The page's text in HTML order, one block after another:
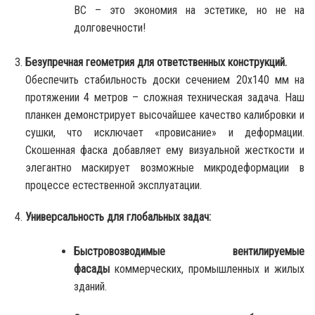
ВС – это экономия на эстетике, но не на
долговечности!
Безупречная геометрия для ответственных конструкций.
Обеспечить стабильность доски сечением 20х140 мм на
протяжении 4 метров – сложная техническая задача. Наш
планкен демонстрирует высочайшее качество калибровки и
сушки, что исключает «провисание» и деформации.
Скошенная фаска добавляет ему визуальной жесткости и
элегантно маскирует возможные микродеформации в
процессе естественной эксплуатации.
Универсальность для глобальных задач:
Быстровозводимые вентилируемые
фасадыкоммерческих, промышленных и жилых
зданий.